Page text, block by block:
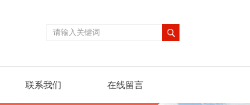
联系我们 在线留言